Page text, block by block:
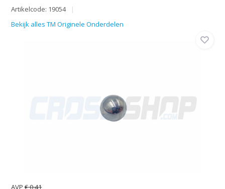
Artikelcode: 19054
Bekijk alles TM Originele Onderdelen
AVP€ 0,41